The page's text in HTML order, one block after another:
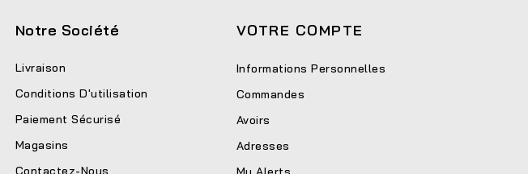
Notre Société
Livraison
Conditions D'utilisation
Paiement Sécurisé
Magasins
Contactez-Nous
VOTRE COMPTE
Informations Personnelles
Commandes
Avoirs
Adresses